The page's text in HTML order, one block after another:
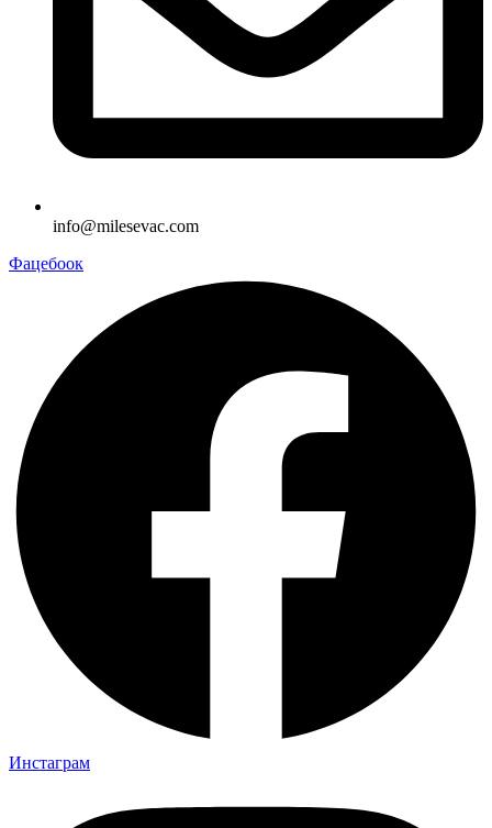
info@milesevac.com
Фацебоок
Инстаграм